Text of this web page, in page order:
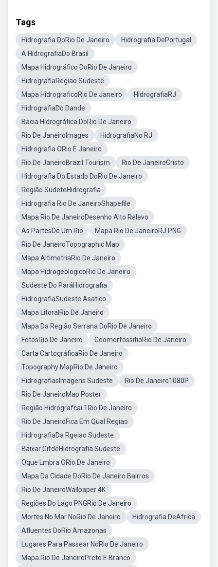
Tags
Hidrografia DoRio De Janeiro
Hidrografia DePortugal
A HidrografiaDo Brasil
Mapa Hidrográfico DoRio De Janeiro
HidrografiaRegiao Sudeste
Mapa HidrograficoRio De Janeiro
HidrografiaRJ
HidrografiaDo Dande
Bacia Hidrográfica DoRio De Janeiro
Rio De JaneiroImages
HidrografiaNo RJ
Hidrografia ORio E Janeiro
Rio De JaneiroBrazil Tourism
Rio De JaneiroCristo
Hidrografia Do Estado DoRio De Janeiro
Região SudeteHidrografia
Hidrografia Rio De JaneiroShapefile
Mapa Rio De JaneiroDesenho Alto Relevo
As PartesDe Um Rio
Mapa Rio De JaneiroRJ PNG
Rio De JaneiroTopographic Map
Mapa AltimetriaRio De Janeiro
Mapa HidrogeologicoRio De Janeiro
Sudeste Do ParáHidrografia
HidrografiaSudeste Asatico
Mapa LitoralRio De Janeiro
Mapa Da Região Serrana DoRio De Janeiro
FotosRio De Janeiro
GeomorfossitioRio De Janeiro
Carta CartográficaRio De Janeiro
Topography MapRio De Janeiro
HidrografiasImagens Sudeste
Rio De Janeiro1080P
Rio De JaneiroMap Poster
Região Hidrografcai 1Rio De Janeiro
Rio De JaneiroFica Em Qual Regiao
HidrografiaDa Rgeiao Sudeste
Baixar GifdeHidrografia Sudeste
Oque Lmbra ORio De Janeiro
Mapa Da Cidade DoRio De Janeiro Bairros
Rio De JaneiroWallpaper 4K
Regiões Do Lago PNGRio De Janeiro
Mortes No Mar NoRio De Janeiro
Hidrografia DeAfrica
Afluentes DoRio Amazonas
Lugares Para Passear NoRio De Janeiro
Mapa Rio De JaneiroPreto E Branco